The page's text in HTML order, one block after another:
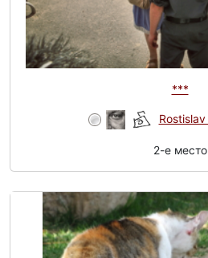
***
Rostislav
2-e место